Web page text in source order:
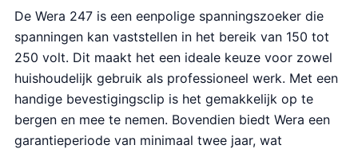
De Wera 247 is een eenpolige spanningszoeker die
spanningen kan vaststellen in het bereik van 150 tot
250 volt. Dit maakt het een ideale keuze voor zowel
huishoudelijk gebruik als professioneel werk. Met een
handige bevestigingsclip is het gemakkelijk op te
bergen en mee te nemen. Bovendien biedt Wera een
garantieperiode van minimaal twee jaar, wat